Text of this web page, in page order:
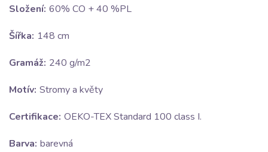
Složení: 60% CO + 40 %PL
Šířka: 148 cm
Gramáž: 240 g/m2
Motív: Stromy a květy
Certifikace: OEKO-TEX Standard 100 class I.
Barva: barevná